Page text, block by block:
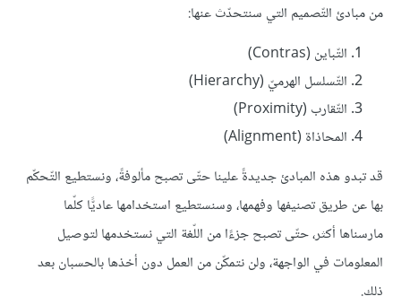
من مبادئ التّصميم التي سنتحدّث عنها:
التّباين (Contras)
التّسلسل الهرميّ (Hierarchy)
التّقارب (Proximity)
المحاذاة (Alignment)
قد تبدو هذه المبادئ جديدةً علينا حتّى تصبح مألوفةً، ونستطيع التّحكّم
بها عن طريق تصنيفها وفهمها، وسنستطيع استخدامها عاديًّا كلّما
مارسناها أكثر، حتّى تصبح جزءًا من اللّغة التي نستخدمها لتوصيل
المعلومات في الواجهة، ولن نتمكّن من العمل دون أخذها بالحسبان بعد
ذلك.